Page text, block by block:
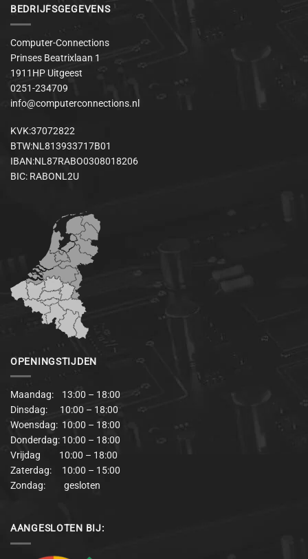
BEDRIJFSGEGEVENS
Computer-Connections
Prinses Beatrixlaan 1
1911HP Uitgeest
0251-234709
info@computerconnections.nl
KVK:37072822
BTW:NL813933717B01
IBAN:NL87RABO0308018206
BIC: RABONL2U
OPENINGSTIJDEN
Maandag: 13:00 – 18:00
Dinsdag: 10:00 – 18:00
Woensdag: 10:00 – 18:00
Donderdag: 10:00 – 18:00
Vrijdag 10:00 – 18:00
Zaterdag: 10:00 – 15:00
Zondag: gesloten
AANGESLOTEN BIJ: